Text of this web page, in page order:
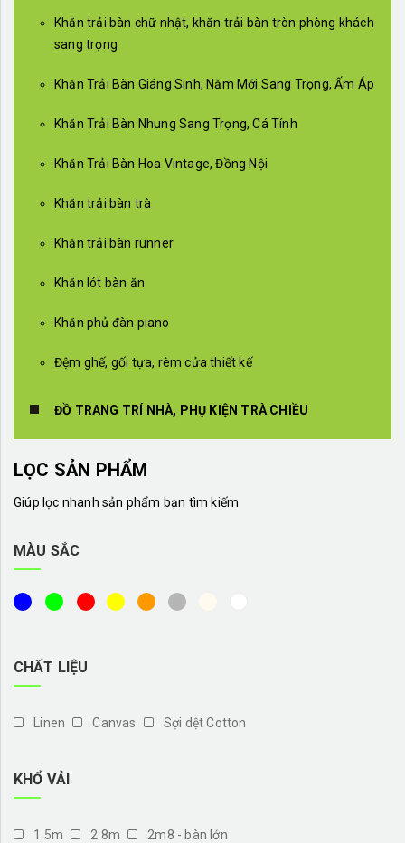
Khăn trải bàn chữ nhật, khăn trải bàn tròn phòng khách
sang trọng
Khăn Trải Bàn Giáng Sinh, Năm Mới Sang Trọng, Ấm Áp
Khăn Trải Bàn Nhung Sang Trọng, Cá Tính
Khăn Trải Bàn Hoa Vintage, Đồng Nội
Khăn trải bàn trà
Khăn trải bàn runner
Khăn lót bàn ăn
Khăn phủ đàn piano
Đệm ghế, gối tựa, rèm cửa thiết kế
ĐỒ TRANG TRÍ NHÀ, PHỤ KIỆN TRÀ CHIỀU
LỌC SẢN PHẨM
Giúp lọc nhanh sản phẩm bạn tìm kiếm
MÀU SẮC
CHẤT LIỆU
Linen Canvas Sợi dệt Cotton
KHỔ VẢI
1.5m 2.8m 2m8 - bàn lớn